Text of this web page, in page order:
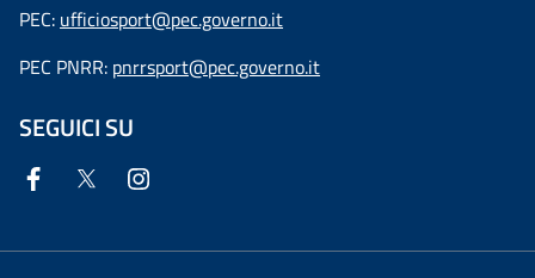
PEC: ufficiosport@pec.governo.it
PEC PNRR: pnrrsport@pec.governo.it
SEGUICI SU